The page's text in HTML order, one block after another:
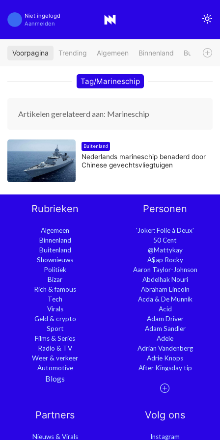
Niet ingelogd
Aanmelden
Voorpagina Trending Algemeen Binnenland Buitenland
Tag/Marineschip
Artikelen gerelateerd aan: Marineschip
Buitenland
Nederlands marineschip benaderd door
Chinese gevechtsvliegtuigen
Rubrieken
Algemeen
Binnenland
Buitenland
Shownieuws
Politiek
Bizar
Rich & famous
Tech
Virals
Geld & crypto
Sport
Films & Series
Radio & TV
Weer & verkeer
Automotive
Blogs
Personen
'Joker: Folie à Deux'
50 Cent
@Mattykay
A$ap Rocky
Aaron Taylor-Johnson
Abdelhak Nouri
Abraham Lincoln
Acda & De Munnik
Acid
Adam Driver
Adam Sandler
Adele
Adrian Vandenberg
Adrie Knops
After Kingsday tip
Partners
Nieuws & Virals
Volg ons
Instagram